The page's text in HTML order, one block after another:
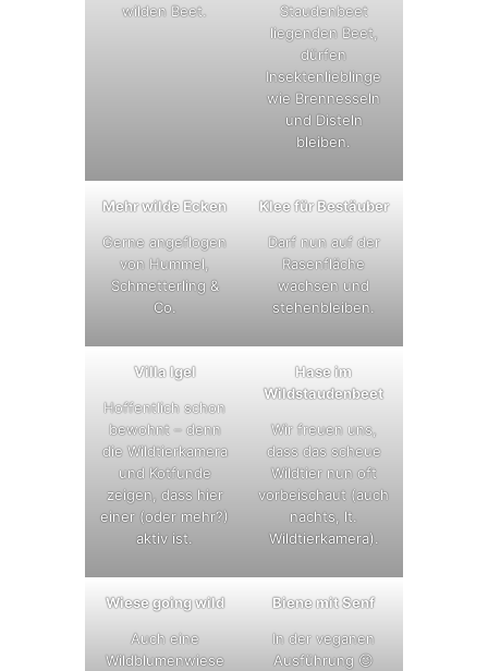
wilden Beet.
Staudenbeet
liegenden Beet,
dürfen
Insektenlieblinge
wie Brennesseln
und Disteln
bleiben.
Mehr wilde Ecken
Gerne angeflogen
von Hummel,
Schmetterling &
Co.
Klee für Bestäuber
Darf nun auf der
Rasenfläche
wachsen und
stehenbleiben.
Villa Igel
Hoffentlich schon
bewohnt – denn
die Wildtierkamera
und Kotfunde
zeigen, dass hier
einer (oder mehr?)
aktiv ist.
Hase im
Wildstaudenbeet
Wir freuen uns,
dass das scheue
Wildtier nun oft
vorbeischaut (auch
nachts, lt.
Wildtierkamera).
Wiese going wild
Auch eine
Wildblumenwiese
Biene mit Senf
In der veganen
Ausführung 😉